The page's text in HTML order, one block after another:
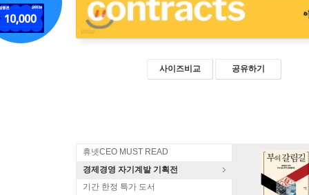
사이즈비교 공유하기
휴넷CEO MUST READ
경제경영 자기계발 기획전
기간 한정 특가 도서